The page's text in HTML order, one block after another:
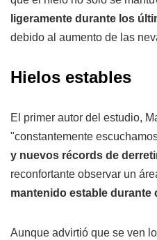
ligeramente durante los
debido al aumento de las
Hielos estables
El primer autor del estudio,
"constantemente
y nuevos récords de
reconfortante observar un
mantenido estable durante
Aunque advirtió que se ven